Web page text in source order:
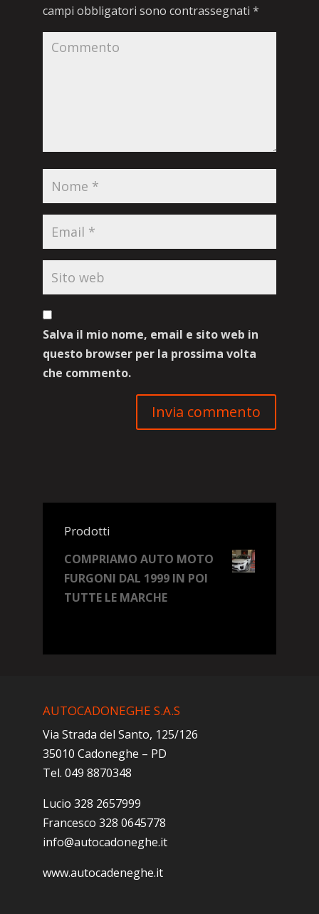
campi obbligatori sono contrassegnati *
Salva il mio nome, email e sito web in
questo browser per la prossima volta
che commento.
Prodotti
COMPRIAMO AUTO MOTO
FURGONI DAL 1999 IN POI
TUTTE LE MARCHE
AUTOCADONEGHE S.A.S
Via Strada del Santo, 125/126
35010 Cadoneghe – PD
Tel. 049 8870348
Lucio 328 2657999
Francesco 328 0645778
info@autocadoneghe.it
www.autocadeneghe.it